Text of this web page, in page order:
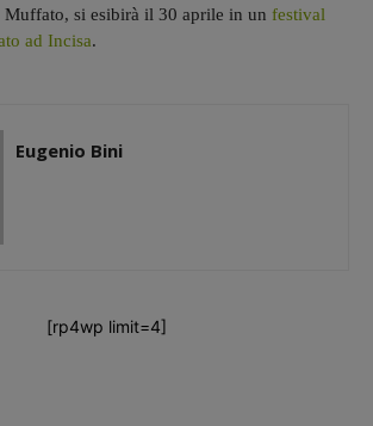
Muffato, si esibirà il 30 aprile in un festival
ad Incisa.
Eugenio Bini
[rp4wp limit=4]